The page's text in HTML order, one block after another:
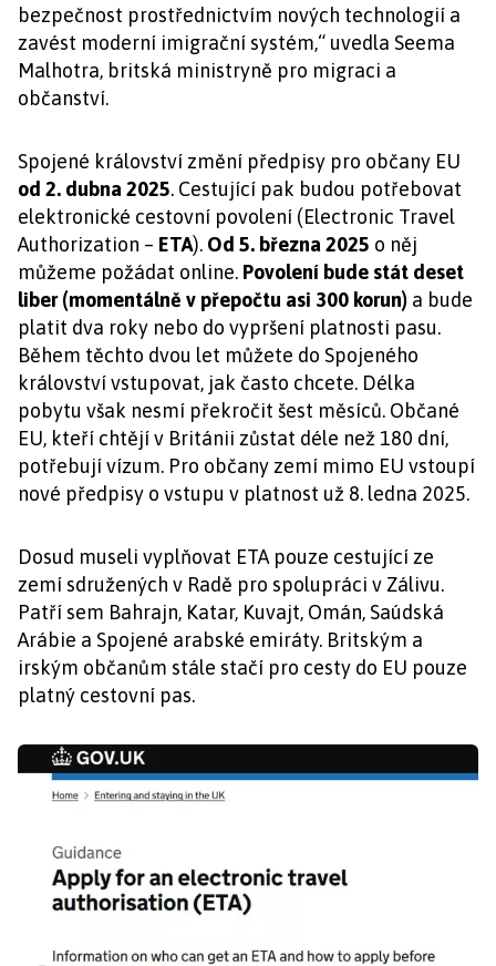
bezpečnost prostřednictvím nových technologií a
zavést moderní imigrační systém,“ uvedla Seema
Malhotra, britská ministryně pro migraci a
občanství.
Spojené království změní předpisy pro občany EU
od 2. dubna 2025. Cestující pak budou potřebovat
elektronické cestovní povolení (Electronic Travel
Authorization – ETA). Od 5. března 2025 o něj
můžeme požádat online. Povolení bude stát deset
liber (momentálně v přepočtu asi 300 korun) a bude
platit dva roky nebo do vypršení platnosti pasu.
Během těchto dvou let můžete do Spojeného
království vstupovat, jak často chcete. Délka
pobytu však nesmí překročit šest měsíců. Občané
EU, kteří chtějí v Británii zůstat déle než 180 dní,
potřebují vízum. Pro občany zemí mimo EU vstoupí
nové předpisy o vstupu v platnost už 8. ledna 2025.
Dosud museli vyplňovat ETA pouze cestující ze
zemí sdružených v Radě pro spolupráci v Zálivu.
Patří sem Bahrajn, Katar, Kuvajt, Omán, Saúdská
Arábie a Spojené arabské emiráty. Britským a
irským občanům stále stačí pro cesty do EU pouze
platný cestovní pas.